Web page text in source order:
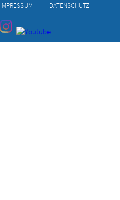
IMPRESSUM DATENSCHUTZ